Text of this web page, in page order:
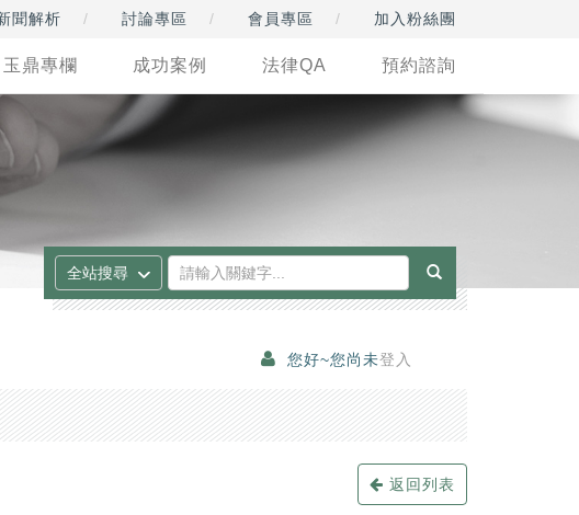
聞解析 討論專區 會員專區 加入粉絲團
玉鼎專欄 成功案例 法律QA 預約諮詢
您好~您尚未登入
返回列表